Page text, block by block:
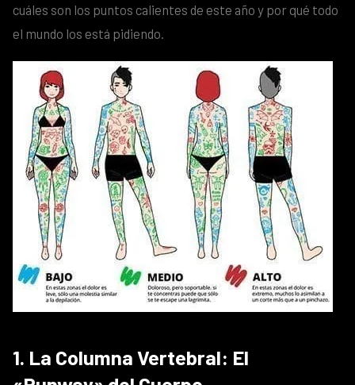
cuáles son los puntos calientes de este año y por qué todo
el mundo los está pidiendo.
1. La Columna Vertebral: El